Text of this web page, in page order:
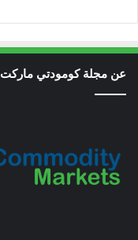
عن مجلة كومودتي ماركت